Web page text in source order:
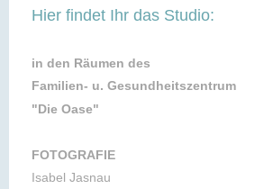
Hier findet Ihr das Studio:
in den Räumen des
Familien- u. Gesundheitszentrum
"Die Oase"
FOTOGRAFIE
Isabel Jasnau